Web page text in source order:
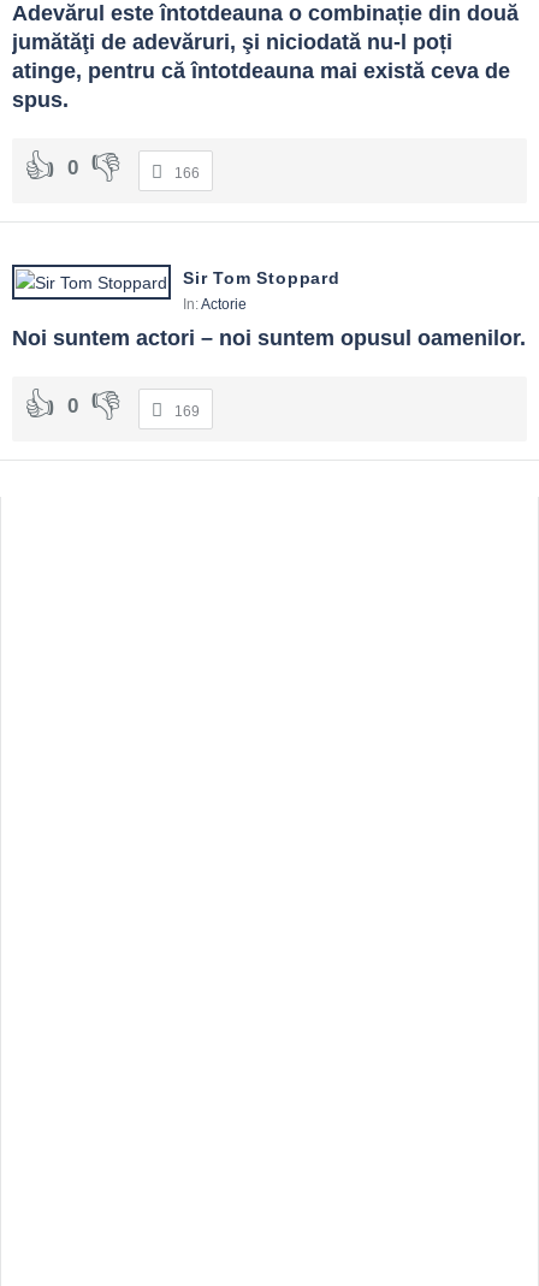
Adevărul este întotdeauna o combinație din două
jumătăţi de adevăruri, şi niciodată nu-l poți
atinge, pentru că întotdeauna mai există ceva de
spus.
0 166
Sir Tom Stoppard
In:Actorie
Noi suntem actori – noi suntem opusul oamenilor.
0 169